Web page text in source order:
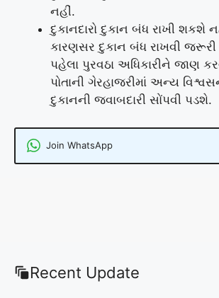
નહીં.
દુકાનદારો દુકાન બંધ રાખી શકશે
કારણસર દુકાન બંધ રાખવી
પહેલા પુરવઠા અધિકારીને જાણ
પોતાની ગેરહાજરીમાં અન્ય
દુકાનની જવાબદારી સોંપવી પડશે.
Join WhatsApp
Recent Update